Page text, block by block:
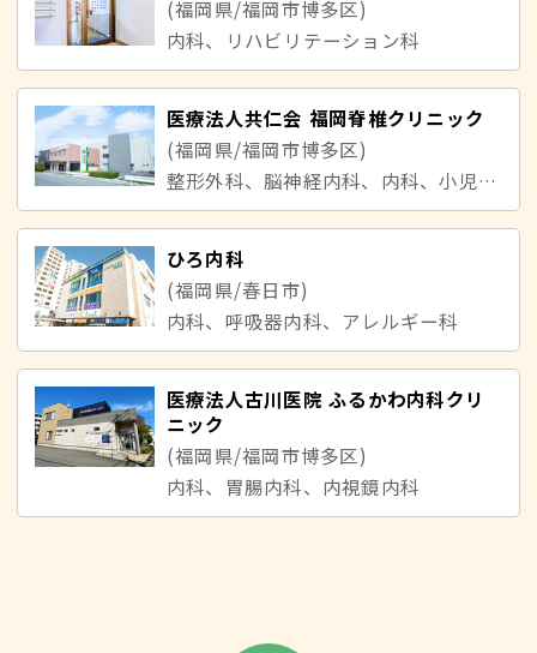
(福岡県/福岡市博多区)
内科、リハビリテーション科
医療法人共仁会 福岡脊椎クリニック
(福岡県/福岡市博多区)
整形外科、脳神経内科、内科、小児科、消化器内科、呼吸器内科、循環器内科、肝臓内科、漢方内科
ひろ内科
(福岡県/春日市)
内科、呼吸器内科、アレルギー科
医療法人古川医院 ふるかわ内科クリ
ニック
(福岡県/福岡市博多区)
内科、胃腸内科、内視鏡内科